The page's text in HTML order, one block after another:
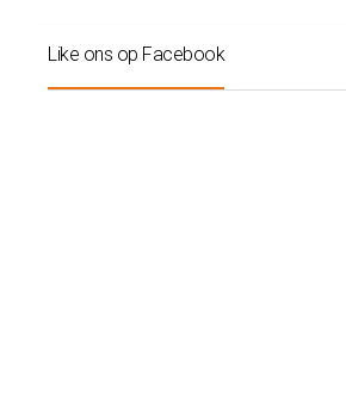
Like ons op Facebook